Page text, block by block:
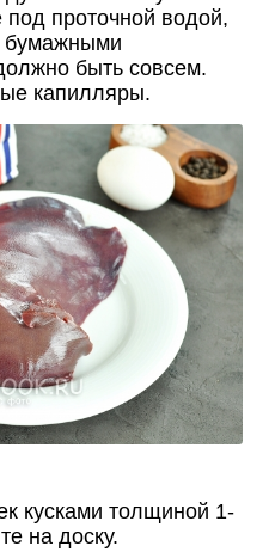
проточной водой,
бумажными
быть совсем.
капилляры.
кусками толщиной 1-
на доску.